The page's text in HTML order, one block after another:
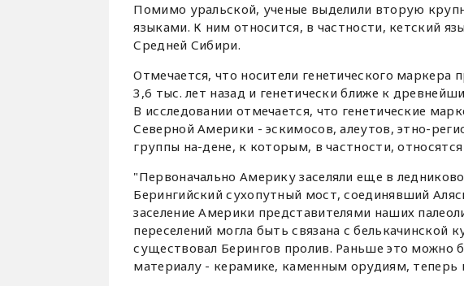
Помимо уральской, ученые выделили вторую
языками. К ним относится, в частности, кетский
Средней Сибири.
Отмечается, что носители генетического маркера
3,6 тыс. лет назад и генетически ближе к
В исследовании отмечается, что генетические
Северной Америки - эскимосов, алеутов, этно-
группы на-дене, к которым, в частности, относятся
"Первоначально Америку заселяли еще в
Берингийский сухопутный мост, соединявший
заселение Америки представителями наших
переселений могла быть связана с белькачинской
существовал Берингов пролив. Раньше это можно
материалу - керамике, каменным орудиям, теперь